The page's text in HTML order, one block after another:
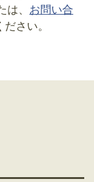
、 お問い合
さい。